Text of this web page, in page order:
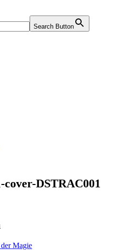
Search Button
cover-DSTRAC001
Magie